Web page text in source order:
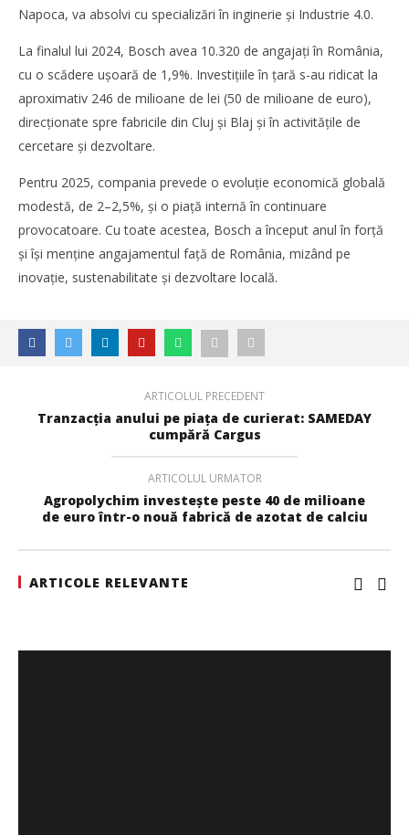
WDP își consolidează prezența pe piața europeană și
Redacția
transportul vehiculelor finite între Vestul și Sud-Estul
Europei
Redacția
Napoca, va absolvi cu specializări în inginerie și Industrie 4.0.
La finalul lui 2024, Bosch avea 10.320 de angajați în România,
cu o scădere ușoară de 1,9%. Investițiile în țară s-au ridicat la
aproximativ 246 de milioane de lei (50 de milioane de euro),
direcționate spre fabricile din Cluj și Blaj și în activitățile de
cercetare și dezvoltare.
Pentru 2025, compania prevede o evoluție economică globală
modestă, de 2–2,5%, și o piață internă în continuare
provocatoare. Cu toate acestea, Bosch a început anul în forță
și își menține angajamentul față de România, mizând pe
inovație, sustenabilitate și dezvoltare locală.
ARTICOLUL PRECEDENT
Tranzacția anului pe piața de curierat: SAMEDAY
cumpără Cargus
ARTICOLUL URMATOR
Agropolychim investește peste 40 de milioane
de euro într-o nouă fabrică de azotat de calciu
ARTICOLE RELEVANTE